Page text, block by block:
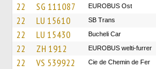
22 SG 111087 EUROBUS Ost
22 LU 15610 SB Trans
22 LU 15430 Bucheli Car
22 ZH 1912 EUROBUS welti-furrer
22 VS 539922 Cie de Chemin de Fer